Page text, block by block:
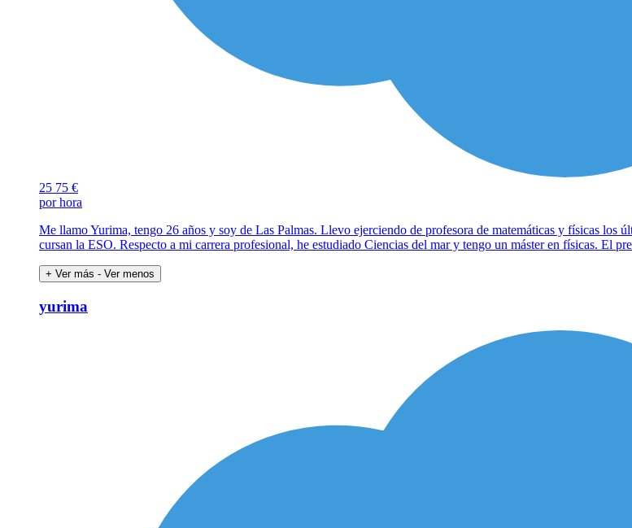
25 75 €
por hora
Me llamo Yurima, tengo 26 años y soy de Las Palmas. Llevo ejerciendo de profesora de matemáticas y físicas los
cursan la ESO. Respecto a mi carrera profesional, he estudiado Ciencias del mar y tengo un máster en físicas. El
+ Ver más - Ver menos
yurima